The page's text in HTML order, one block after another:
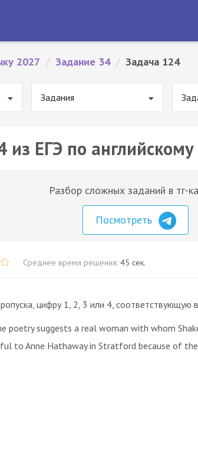
2027 / Задание 34 / Задача 124
Задания
из ЕГЭ по
Разбор сложных заданий в тг-
Посмотреть
Среднее время решения: 45 сек.
цифру 1, 2, 3 или 4, соответствующую
poetry suggests a real woman with whom
to Anne Hathaway in Stratford because of the